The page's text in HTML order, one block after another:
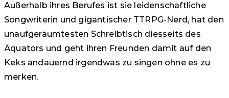
Außerhalb ihres Berufes ist sie leidenschaftliche
Songwriterin und gigantischer TTRPG-Nerd, hat den
unaufgeräumtesten Schreibtisch diesseits des
Äquators und geht ihren Freunden damit auf den
Keks andauernd irgendwas zu singen ohne es zu
merken.